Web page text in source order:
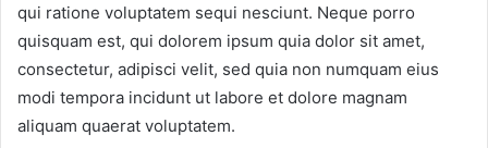
qui ratione voluptatem sequi nesciunt. Neque porro
quisquam est, qui dolorem ipsum quia dolor sit amet,
consectetur, adipisci velit, sed quia non numquam eius
modi tempora incidunt ut labore et dolore magnam
aliquam quaerat voluptatem.